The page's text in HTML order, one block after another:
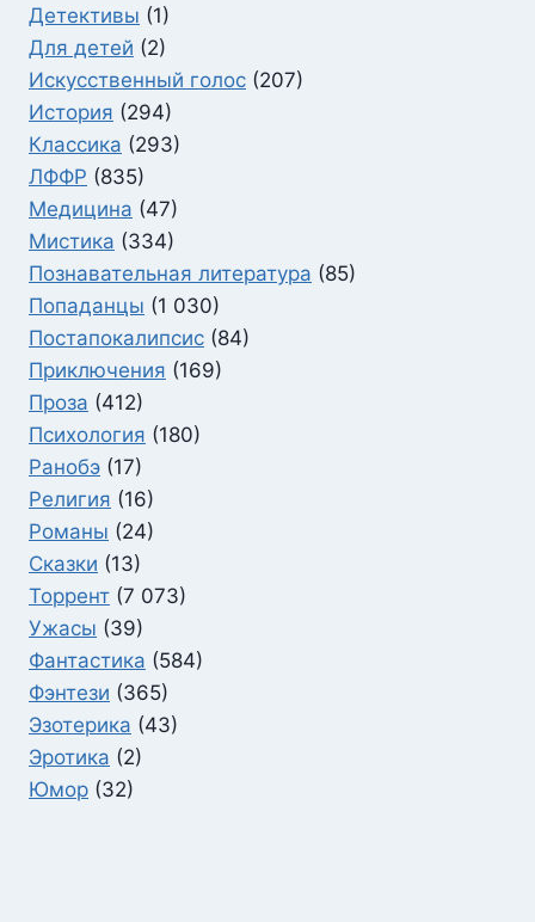
Детективы (1)
Для детей (2)
Искусственный голос (207)
История (294)
Классика (293)
ЛФФР (835)
Медицина (47)
Мистика (334)
Познавательная литература (85)
Попаданцы (1 030)
Постапокалипсис (84)
Приключения (169)
Проза (412)
Психология (180)
Ранобэ (17)
Религия (16)
Романы (24)
Сказки (13)
Торрент (7 073)
Ужасы (39)
Фантастика (584)
Фэнтези (365)
Эзотерика (43)
Эротика (2)
Юмор (32)